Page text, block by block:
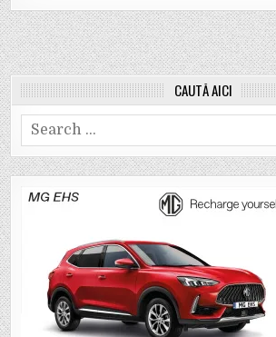
CAUTĂ AICI
Search
for: